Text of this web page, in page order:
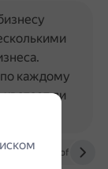
v8soft.ru
каждому
ли